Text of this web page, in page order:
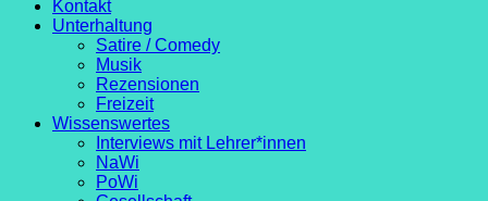
Kontakt
Unterhaltung
Satire / Comedy
Musik
Rezensionen
Freizeit
Wissenswertes
Interviews mit Lehrer*innen
NaWi
PoWi